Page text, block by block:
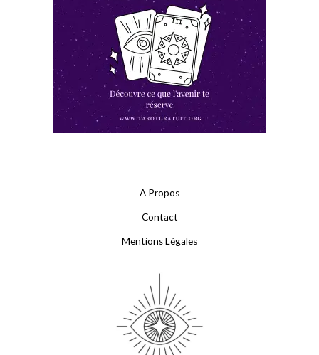
A Propos
Contact
Mentions Légales